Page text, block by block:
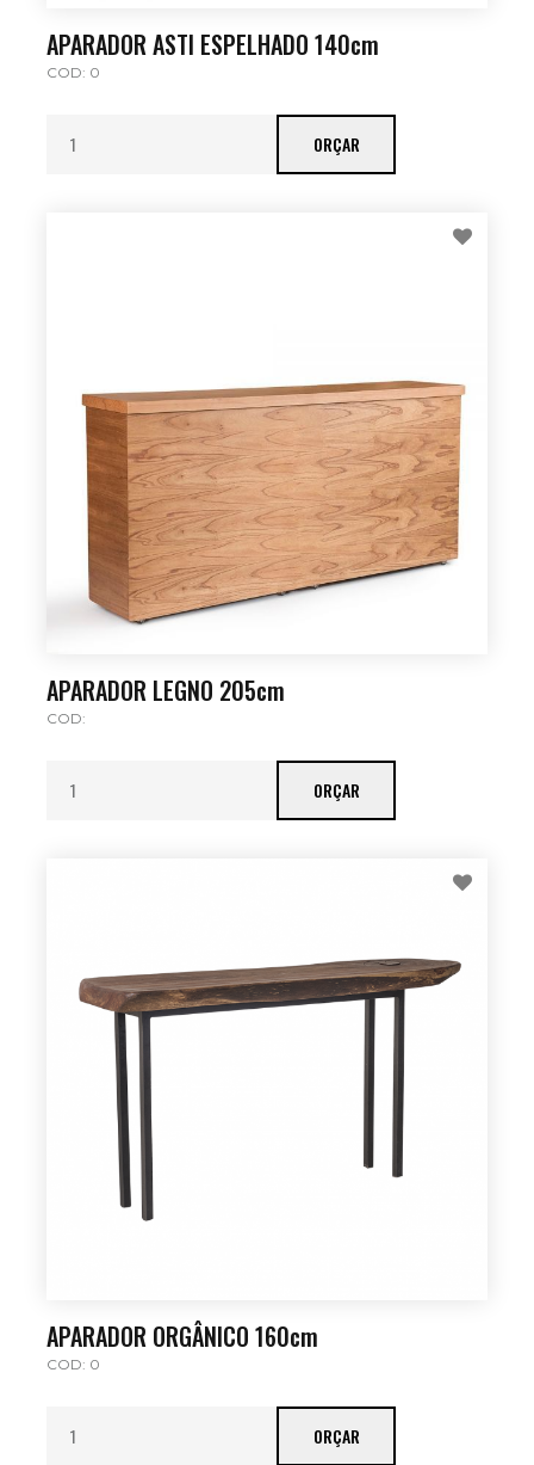
APARADOR ASTI ESPELHADO 140cm
COD: 0
ORÇAR
APARADOR LEGNO 205cm
COD:
ORÇAR
APARADOR ORGÂNICO 160cm
COD: 0
ORÇAR